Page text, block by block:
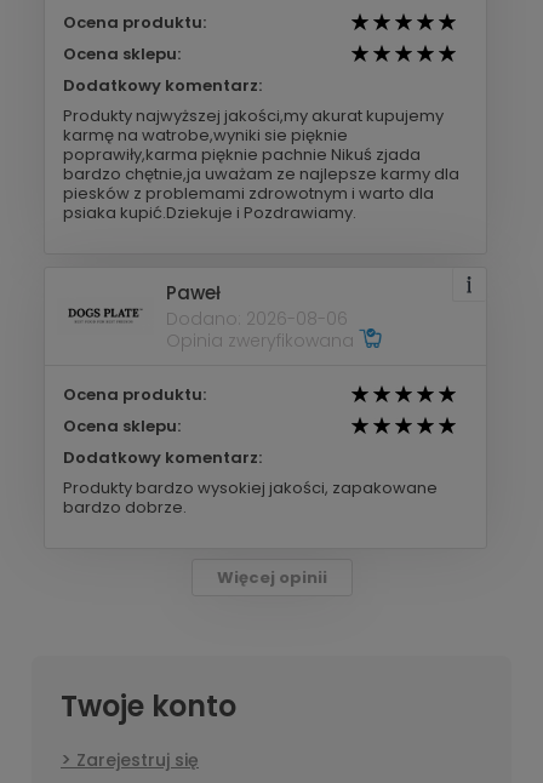
Ocena produktu:
Ocena sklepu:
Dodatkowy komentarz:
Produkty najwyższej jakości,my akurat kupujemy
karmę na watrobe,wyniki sie pięknie
poprawiły,karma pięknie pachnie Nikuś zjada
bardzo chętnie,ja uważam ze najlepsze karmy dla
piesków z problemami zdrowotnym i warto dla
psiaka kupić.Dziekuje i Pozdrawiamy.
Paweł
Dodano: 2026-08-06
Opinia zweryfikowana
Ocena produktu:
Ocena sklepu:
Dodatkowy komentarz:
Produkty bardzo wysokiej jakości, zapakowane
bardzo dobrze.
Więcej opinii
Twoje konto
Zarejestruj się